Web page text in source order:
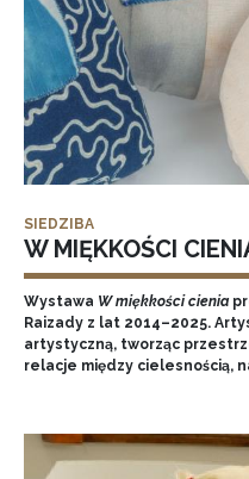
SIEDZIBA
W MIĘKKOŚCI
Wystawa W miękkości cienia
Raizady z lat 2014–2025.
artystyczną, tworząc
relacje między cielesnością,